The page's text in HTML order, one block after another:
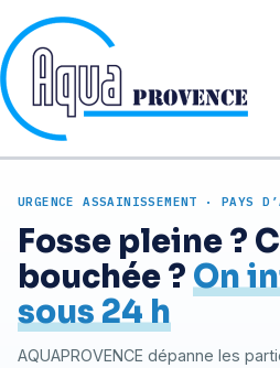
au
contenu
URGENCE ASSAINISSEMENT · PAYS
Fosse pleine ?
bouchée ?On
sous 24 h
AQUAPROVENCE dépanne les